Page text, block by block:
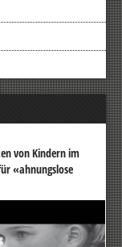
von Kindern im
«ahnungslose